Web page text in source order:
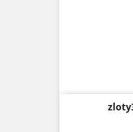
Price